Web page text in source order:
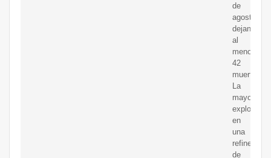
de
agosto,
dejando
al
menos
42
muertos
La
mayor
explosión
en
una
refinería
de